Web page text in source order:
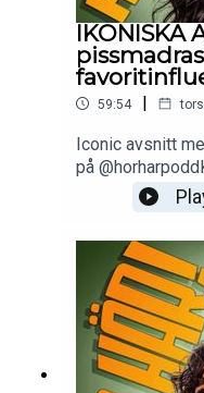
IKONISKA
59:54 |
Iconic avsnitt
på